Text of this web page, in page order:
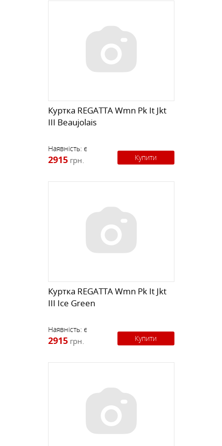
Куртка REGATTA Wmn Pk It Jkt
III Beaujolais
Наявність: є
2915 грн. Купити
Куртка REGATTA Wmn Pk It Jkt
III Ice Green
Наявність: є
2915 грн. Купити